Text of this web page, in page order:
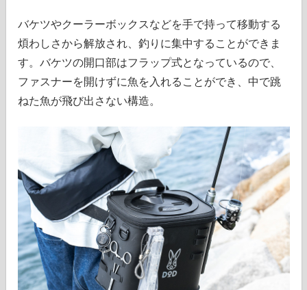
バケツやクーラーボックスなどを手で持って移動する
煩わしさから解放され、釣りに集中することができま
す。バケツの開口部はフラップ式となっているので、
ファスナーを開けずに魚を入れることができ、中で跳
ねた魚が飛び出さない構造。